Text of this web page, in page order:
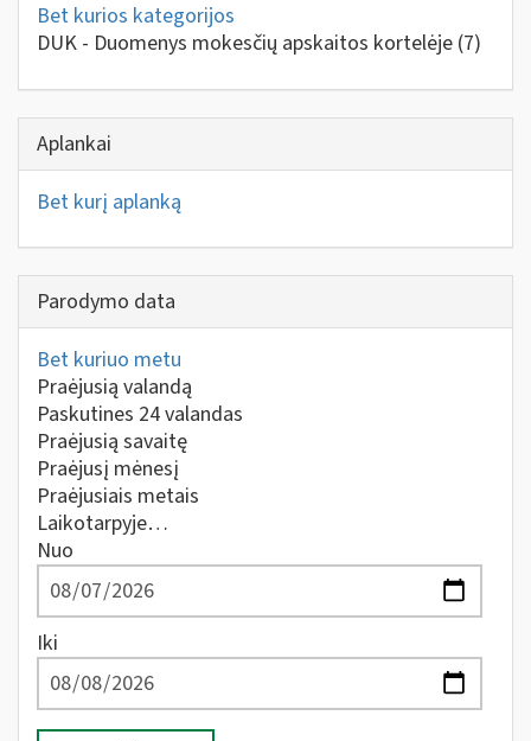
Bet kurios kategorijos
DUK - Duomenys mokesčių apskaitos kortelėje (7)
Aplankai
Bet kurį aplanką
Parodymo data
Bet kuriuo metu
Praėjusią valandą
Paskutines 24 valandas
Praėjusią savaitę
Praėjusį mėnesį
Praėjusiais metais
Laikotarpyje…
Nuo
Iki